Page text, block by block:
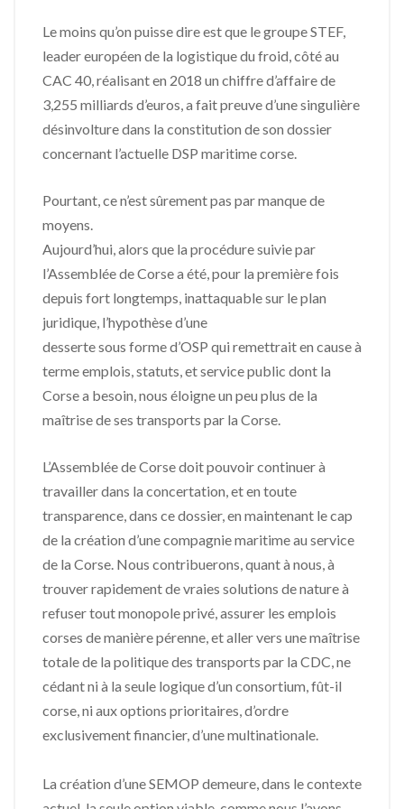
Le moins qu’on puisse dire est que le groupe STEF,
leader européen de la logistique du froid, côté au
CAC 40, réalisant en 2018 un chiffre d’affaire de
3,255 milliards d’euros, a fait preuve d’une singulière
désinvolture dans la constitution de son dossier
concernant l’actuelle DSP maritime corse.
Pourtant, ce n’est sûrement pas par manque de
moyens.
Aujourd’hui, alors que la procédure suivie par
l’Assemblée de Corse a été, pour la première fois
depuis fort longtemps, inattaquable sur le plan
juridique, l’hypothèse d’une
desserte sous forme d’OSP qui remettrait en cause à
terme emplois, statuts, et service public dont la
Corse a besoin, nous éloigne un peu plus de la
maîtrise de ses transports par la Corse.
L’Assemblée de Corse doit pouvoir continuer à
travailler dans la concertation, et en toute
transparence, dans ce dossier, en maintenant le cap
de la création d’une compagnie maritime au service
de la Corse. Nous contribuerons, quant à nous, à
trouver rapidement de vraies solutions de nature à
refuser tout monopole privé, assurer les emplois
corses de manière pérenne, et aller vers une maîtrise
totale de la politique des transports par la CDC, ne
cédant ni à la seule logique d’un consortium, fût-il
corse, ni aux options prioritaires, d’ordre
exclusivement financier, d’une multinationale.
La création d’une SEMOP demeure, dans le contexte